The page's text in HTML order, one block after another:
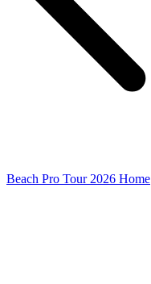
Beach Pro Tour 2026 Home